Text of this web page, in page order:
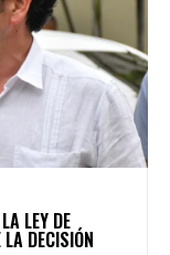
LEY DE
DECISIÓN